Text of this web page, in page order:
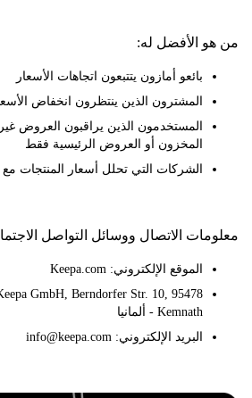
الأفضل له:
بائعو أمازون يتتبعون اتجاهات الأسعار
المشترون الذين ينتظرون انخفاض الأسعار
المستخدمون الذين يراقبون العروض غير
المخزون أو العروض الرئيسية فقط
الشركات التي تحلل أسعار المنتجات مع مرور
الاتصال ووسائل التواصل الاجتماعي:
الموقع الإلكتروني: Keepa.com
Keepa GmbH, Berndorfer Str. 10, 95478
Kemnath - ألمانيا
البريد الإلكتروني: info@keepa.com